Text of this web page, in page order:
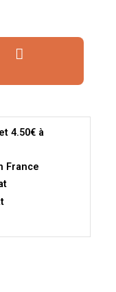
4.50€ à
France